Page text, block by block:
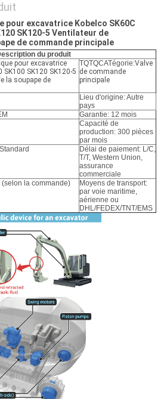
pour excavatrice Kobelco SK60C
SK120-5 Ventilateur de
de commande principale
du produit
pour excavatrice
SK100 SK120 SK120-5
la soupape de
TQTQCATégorie:Valve
de commande
principale
Lieu d'origine: Autre
pays
Garantie: 12 mois
Capacité de
production: 300 pièces
par mois
Délai de paiement: L/C,
T/T, Western Union,
assurance
commerciale
la commande)
Moyens de transport:
par voie maritime,
aérienne ou
DHL/FEDEX/TNT/EMS